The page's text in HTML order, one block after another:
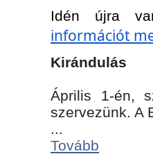
Idén újra
információt
Kirándulás
Április 1-én,
szervezünk. A
...
Tovább